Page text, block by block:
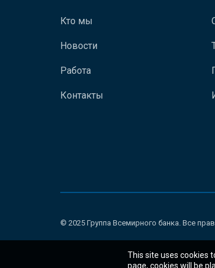
Кто мы
Новости
Работа
Контакты
© 2025 Группа Всемирного банка. Все
This site uses cookies
page, cookies will be